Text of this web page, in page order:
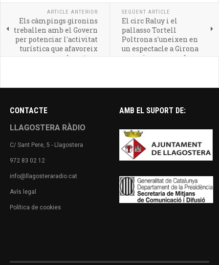
ARTICLE ANTERIOR
Els càmpings gironins
treballen amb el Govern
per potenciar l'activitat
turística que afavoreix
la natura
SEGÜENT ARTICLE
El circ Raluy i el
pallasso Tortell
Poltrona s'uneixen en
un espectacle a Girona
per primera vegada
CONTACTE
LLAGOSTERA RÀDIO
C/ Sant Pere, 5 - Llagostera
972 83 02 12
info@llagosteraradio.cat
Avís legal
Política de cookies
AMB EL SUPORT DE: